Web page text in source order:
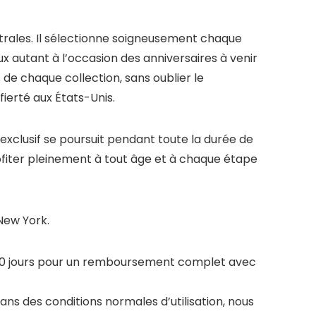
Il sélectionne soigneusement chaque
autant à l’occasion des anniversaires à venir
chaque collection, sans oublier le
aux États-Unis.
se poursuit pendant toute la durée de
pleinement à tout âge et à chaque étape
York.
30 jours pour un remboursement complet avec
des conditions normales d’utilisation, nous